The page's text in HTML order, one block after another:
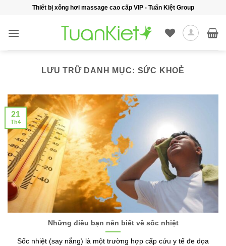
nội
Thiết bị xông hơi massage cao cấp VIP - Tuấn Kiệt Group
LƯU TRỮ DANH MỤC: SỨC KHOẺ
Những điều bạn nên biết về sốc nhiệt
Sốc nhiệt (say nắng) là một trường hợp cấp cứu y tế đe dọa
21
Th4